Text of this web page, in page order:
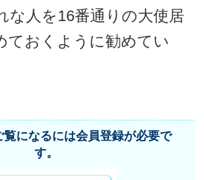
な人を16番通りの大使居
ておくように勧めてい
覧になるには会員登録が必要で
す。